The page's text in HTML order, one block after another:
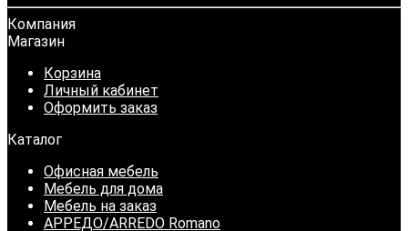
Компания
Магазин
Корзина
Личный кабинет
Оформить заказ
Каталог
Офисная мебель
Мебель для дома
Мебель на заказ
АРРЕДО/ARREDO Romano